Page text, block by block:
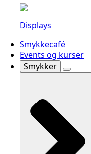
Displays
Smykkecafé
Events og kurser
Smykker